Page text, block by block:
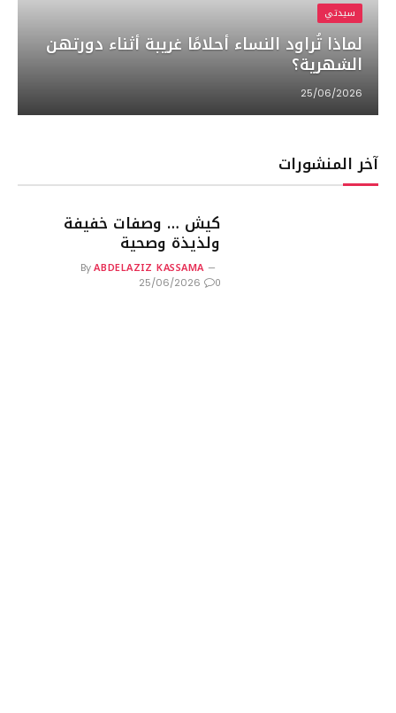
سيدتي
لماذا تُراود النساء أحلامًا غريبة أثناء دورتهن
الشهرية؟
25/06/2026
آخر المنشورات
كيش … وصفات خفيفة
ولذيذة وصحية
By ABDELAZIZ KASSAMA
25/06/2026 0